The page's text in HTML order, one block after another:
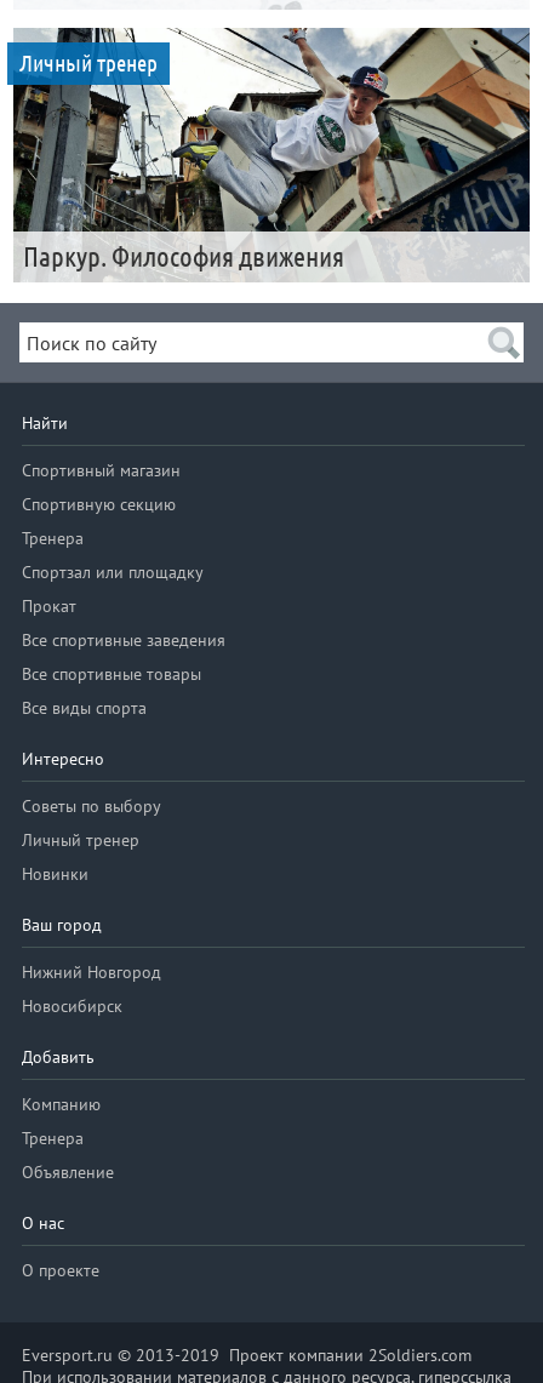
Личный тренер
Паркур. Философия движения
Найти
Спортивный магазин
Спортивную секцию
Тренера
Спортзал или площадку
Прокат
Все спортивные заведения
Все спортивные товары
Все виды спорта
Интересно
Советы по выбору
Личный тренер
Новинки
Ваш город
Нижний Новгород
Новосибирск
Добавить
Компанию
Тренера
Объявление
О нас
О проекте
Eversport.ru © 2013-2019 Проект компании 2Soldiers.com
При использовании материалов с данного ресурса, гиперссылка